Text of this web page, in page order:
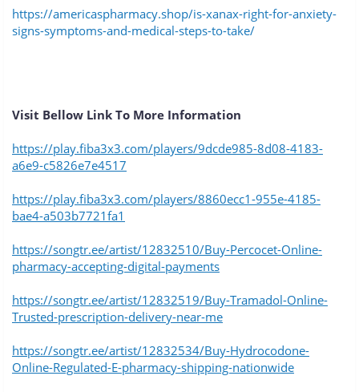
https://americaspharmacy.shop/is-xanax-right-for-anxiety-
signs-symptoms-and-medical-steps-to-take/
Visit Bellow Link To More Information
https://play.fiba3x3.com/players/9dcde985-8d08-4183-
a6e9-c5826e7e4517
https://play.fiba3x3.com/players/8860ecc1-955e-4185-
bae4-a503b7721fa1
https://songtr.ee/artist/12832510/Buy-Percocet-Online-
pharmacy-accepting-digital-payments
https://songtr.ee/artist/12832519/Buy-Tramadol-Online-
Trusted-prescription-delivery-near-me
https://songtr.ee/artist/12832534/Buy-Hydrocodone-
Online-Regulated-E-pharmacy-shipping-nationwide